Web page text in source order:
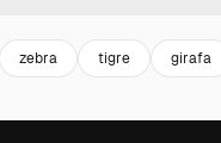
zebra tigre girafa